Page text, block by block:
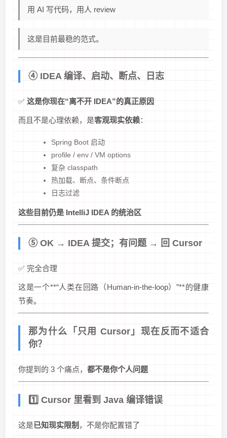
用 AI 写代码，用人 review
这是目前最稳的范式。
④ IDEA 编译、启动、断点、日志
✅ 这是你现在“离不开 IDEA”的真正原因
而且不是心理依赖，是客观现实依赖：
Spring Boot 启动
profile / env / VM options
复杂 classpath
热加载、断点、条件断点
日志过滤
这些目前仍是 IntelliJ IDEA 的统治区
⑤ OK → IDEA 提交；有问题 → 回 Cursor
✅ 完全合理
这是一个**“人类在回路（Human-in-the-loop）”**的健康
节奏。
那为什么「只用 Cursor」现在反而不适合
你？
你提到的 3 个痛点， 都不是你个人问题
1️⃣ Cursor 里看到 Java 编译错误
这是已知现实限制 ，不是你配置错了